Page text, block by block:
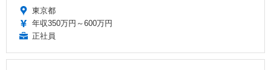
東京都
年収350万円～600万円
正社員